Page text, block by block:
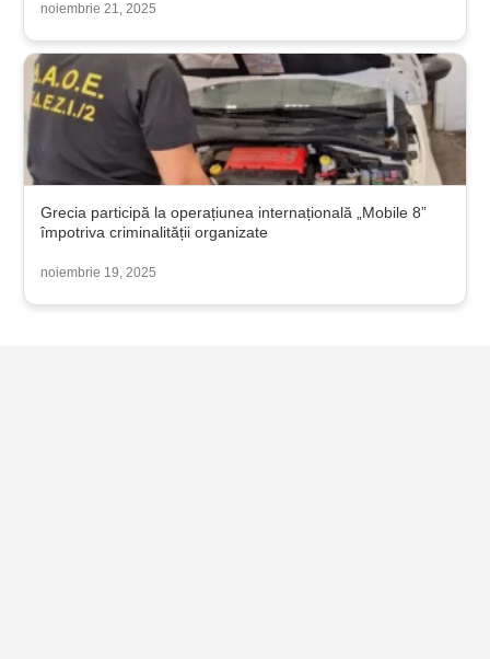
noiembrie 21, 2025
Grecia participă la operațiunea internațională „Mobile 8”
împotriva criminalității organizate
noiembrie 19, 2025